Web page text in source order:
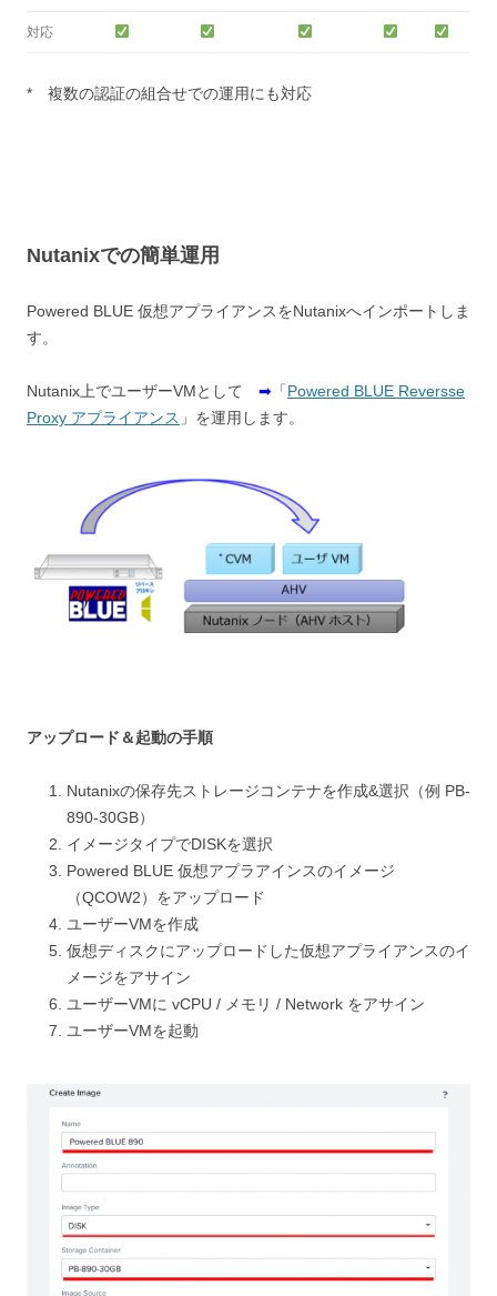
対応
* 複数の認証の組合せでの運用にも対応
Nutanixでの簡単運用
Powered BLUE 仮想アプライアンスをNutanixへインポートしま
す。
Nutanix上でユーザーVMとして ➡ 「Powered BLUE Reversse
Proxy アプライアンス 」を運用します。
アップロード＆起動の手順
Nutanixの保存先ストレージコンテナを作成&選択（例 PB-
890-30GB）
イメージタイプでDISKを選択
Powered BLUE 仮想アプラアインスのイメージ
（QCOW2）をアップロード
ユーザーVMを作成
仮想ディスクにアップロードした仮想アプライアンスのイ
メージをアサイン
ユーザーVMに vCPU / メモリ / Network をアサイン
ユーザーVMを起動